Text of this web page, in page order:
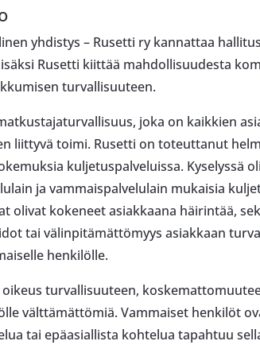
yhdistys – Rusetti ry kannattaa
Rusetti kiittää mahdollisuudesta
turvallisuuteen.
joka on kaikkien
liittyvä toimi. Rusetti on toteuttanut
kuljetuspalveluissa. Kyselyssä
ja vammaispalvelulain mukaisia
olivat kokeneet asiakkaana häirintää,
tai välinpitämättömyys asiakkaan
henkilölle.
turvallisuuteen,
välttämättömiä. Vammaiset henkilöt
tai epäasiallista kohtelua tapahtuu